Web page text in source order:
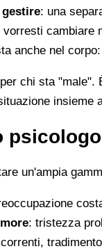
: una
vorresti cambiare
anche nel
chi sta
insieme
un'ampia
: tristezza